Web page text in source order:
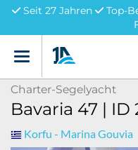
Seit 27 Jahren
Top-
Menü
Charter-Segelyacht
Bavaria 47 | ID
Korfu - Marina Gouvia